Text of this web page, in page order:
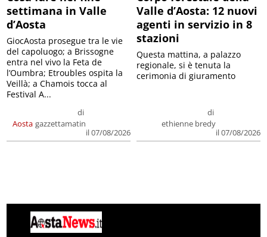
settimana in Valle
d’Aosta
Aosta
di
gazzettamatin
il 07/08/2026
GiocAosta prosegue tra le vie
del capoluogo; a Brissogne
entra nel vivo la Feta de
l’Oumbra; Etroubles ospita la
Veillà; a Chamois tocca al
Festival A...
Valle d’Aosta: 12 nuovi
agenti in servizio in 8
stazioni
di
ethienne bredy
il 07/08/2026
Questa mattina, a palazzo
regionale, si è tenuta la
cerimonia di giuramento